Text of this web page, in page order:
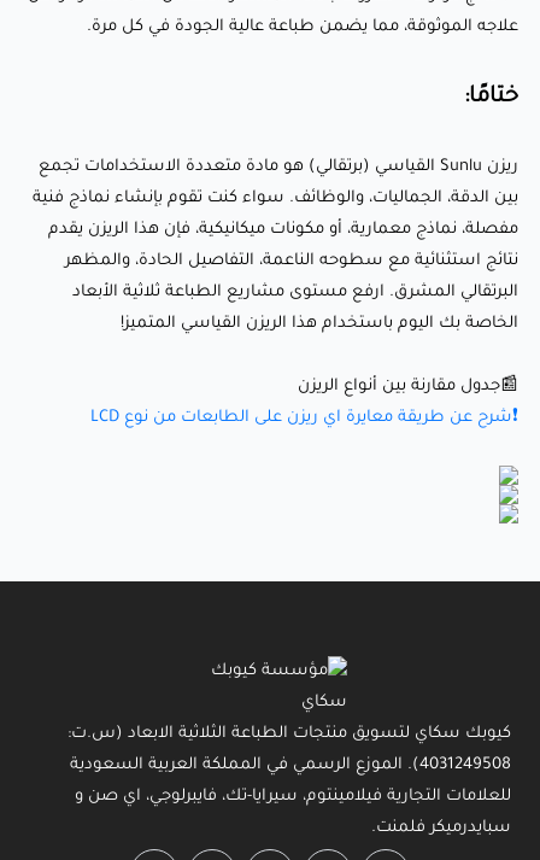
نماذج فنية مفصلة، نماذج معمارية، أو مكونات ميكانيكية، فإن هذا
والمظهر البرتقالي المشرق. ارفع مستوى مشاريع الطباعة ثلاثية
📰جدول مقارنة بين أنواع الريزن
❗شرح عن طريقة معايرة اي ريزن على الطابعات من نوع LCD
علاجه الموثوقة، مما يضمن طباعة عالية الجودة في كل مرة.
ختامًا:
ريزن Sunlu القياسي (برتقالي) هو مادة متعددة الاستخدامات تجمع
بين الدقة، الجماليات، والوظائف. سواء كنت تقوم بإنشاء نماذج فنية
مفصلة، نماذج معمارية، أو مكونات ميكانيكية، فإن هذا الريزن يقدم
نتائج استثنائية مع سطوحه الناعمة، التفاصيل الحادة، والمظهر
البرتقالي المشرق. ارفع مستوى مشاريع الطباعة ثلاثية الأبعاد
الخاصة بك اليوم باستخدام هذا الريزن القياسي المتميز!
📰جدول مقارنة بين أنواع الريزن
❗شرح عن طريقة معايرة اي ريزن على الطابعات من نوع LCD
كيوبك سكاي لتسويق منتجات الطباعة الثلاثية الابعاد (س.ت:
4031249508). الموزع الرسمي في المملكة العربية السعودية
للعلامات التجارية فيلامينتوم، سيرايا-تك، فايبرلوجي، اي صن و
سبايدرميكر فلمنت.